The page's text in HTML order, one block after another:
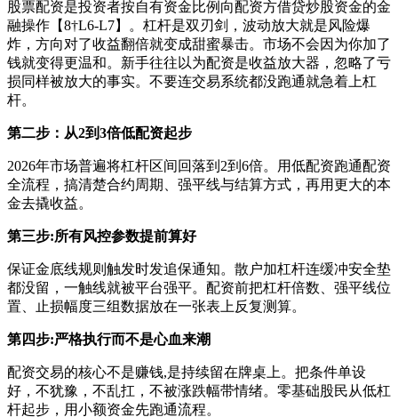
股票配资是投资者按自有资金比例向配资方借贷炒股资金的金
融操作【8†L6-L7】。杠杆是双刃剑，波动放大就是风险爆
炸，方向对了收益翻倍就变成甜蜜暴击。市场不会因为你加了
钱就变得更温和。新手往往以为配资是收益放大器，忽略了亏
损同样被放大的事实。不要连交易系统都没跑通就急着上杠
杆。
第二步：从2到3倍低配资起步
2026年市场普遍将杠杆区间回落到2到6倍。用低配资跑通配资
全流程，搞清楚合约周期、强平线与结算方式，再用更大的本
金去撬收益。
第三步:所有风控参数提前算好
保证金底线规则触发时发追保通知。散户加杠杆连缓冲安全垫
都没留，一触线就被平台强平。配资前把杠杆倍数、强平线位
置、止损幅度三组数据放在一张表上反复测算。
第四步:严格执行而不是心血来潮
配资交易的核心不是赚钱,是持续留在牌桌上。把条件单设
好，不犹豫，不乱扛，不被涨跌幅带情绪。零基础股民从低杠
杆起步，用小额资金先跑通流程。